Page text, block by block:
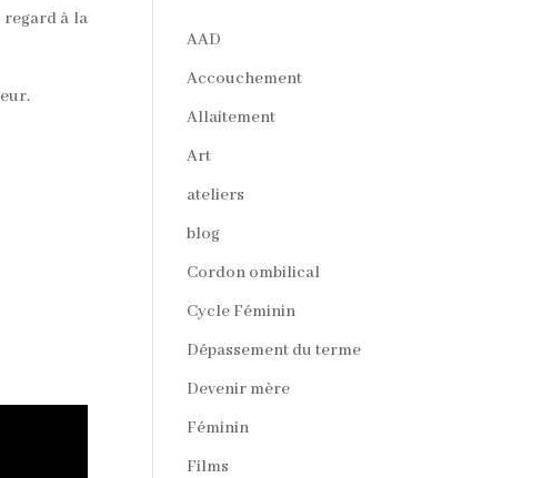
regard à la
AAD
Accouchement
Allaitement
Art
ateliers
blog
Cordon ombilical
Cycle Féminin
Dépassement du terme
Devenir mère
Féminin
Films